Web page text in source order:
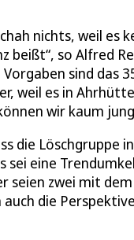
nichts, weil es
beißt“, so Alfred
sind das
weil es in
wir kaum
die Löschgruppe
eine
zwei mit
die